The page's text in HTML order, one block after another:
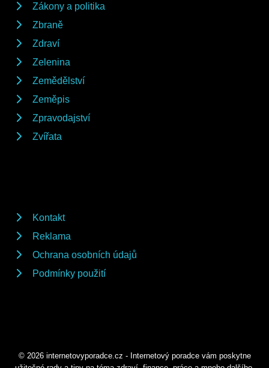
Zákony a politika
Zbraně
Zdraví
Zelenina
Zemědělství
Zeměpis
Zpravodajství
Zvířata
Kontakt
Reklama
Ochrana osobních údajů
Podmínky použití
© 2026 internetovyporadce.cz - Internetový poradce vám poskytne